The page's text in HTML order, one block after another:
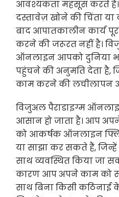
आवश्यकता महसूस करते
दस्तावेज़ खोने की चिंता
बाद आपातकालीन कार्य
करने की जरूरत नहीं है।
ऑनलाइन आपको दुनिया
पहुंचने की अनुमति देता है,
काम करने की लचीलापन
विजुअल पैराडाइग्म
आसान हो जाता है। आप
को आकर्षक ऑनलाइन
या साझा कर सकते हैं,
साथ व्यवस्थित किया जा
कारण आप अपने काम को
साथ बिना किसी